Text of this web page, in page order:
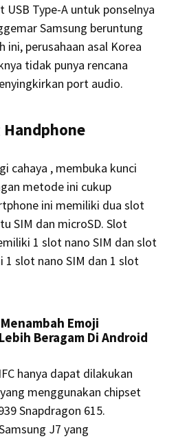
USB Type-A untuk ponselnya
Samsung beruntung
ini, perusahaan asal Korea
tidak punya rencana
port audio.
Handphone
cahaya , membuka kunci
metode ini cukup
ini memiliki dua slot
SIM dan microSD. Slot
1 slot nano SIM dan slot
1 slot nano SIM dan 1 slot
Emoji
Beragam Di Android
hanya dapat dilakukan
menggunakan chipset
Snapdragon 615.
J7 yang